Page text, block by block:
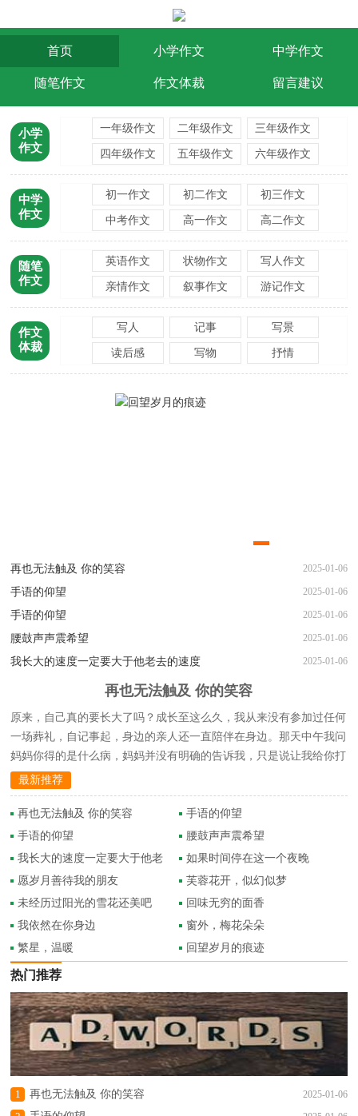
首页 小学作文 中学作文
随笔作文 作文体裁 留言建议
小学
作文
一年级作文 二年级作文 三年级作文
四年级作文 五年级作文 六年级作文
中学
作文
初一作文 初二作文 初三作文
中考作文 高一作文 高二作文
随笔
作文
英语作文 状物作文 写人作文
亲情作文 叙事作文 游记作文
作文
体裁
写人 记事 写景
读后感 写物 抒情
再也无法触及 你的笑容 2025-01-06
手语的仰望 2025-01-06
手语的仰望 2025-01-06
腰鼓声声震希望 2025-01-06
我长大的速度一定要大于他老去的速度 2025-01-06
再也无法触及 你的笑容
原来，自己真的要长大了吗？成长至这么久，我从来没有参加过任何
一场葬礼，自记事起，身边的亲人还一直陪伴在身边。那天中午我问
妈妈你得的是什么病，妈妈并没有明确的告诉我，只是说让我给你打
···最新推荐
再也无法触及 你的笑容
手语的仰望
手语的仰望
腰鼓声声震希望
我长大的速度一定要大于他老
去的速度
如果时间停在这一个夜晚
愿岁月善待我的朋友
芙蓉花开，似幻似梦
未经历过阳光的雪花还美吧
回味无穷的面香
我依然在你身边
窗外，梅花朵朵
繁星，温暖
回望岁月的痕迹
热门推荐
1 再也无法触及 你的笑容 2025-01-06